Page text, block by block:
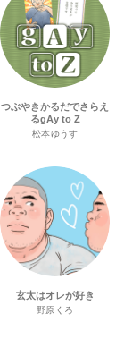
つぶやきかるだでさらえ
るgAy to Z
松本ゆうす
玄太はオレが好き
野原くろ